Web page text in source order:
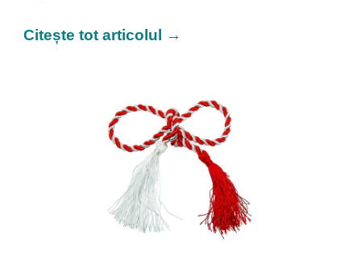
Citește tot articolul →